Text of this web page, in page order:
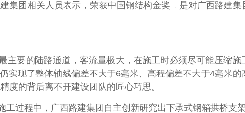
集团相关人员表示，荣获中国钢结构金奖，是对广西路建
主要的陆路通道，客流量极大，在施工时必须尽可能压缩
实现了整体轴线偏差不大于6毫米、高程偏差不大于4毫米
度的背后离不开建设团队的匠心巧思。
工过程中，广西路建集团自主创新研究出下承式钢箱拱桥支